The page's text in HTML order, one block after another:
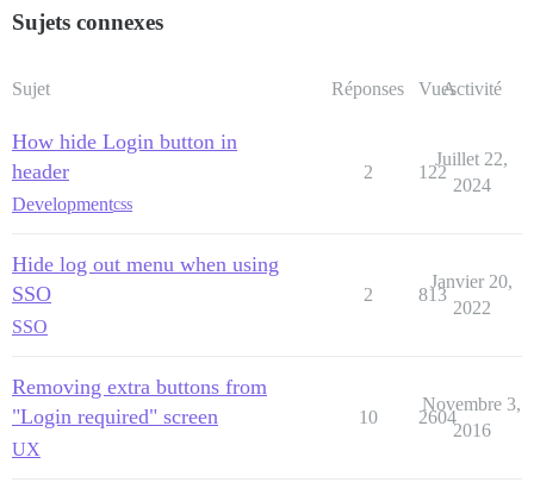
Sujets connexes
Sujet Réponses VuesActivité
How hide Login button in
header
Developmentcss
2 122
Juillet 22,
2024
Hide log out menu when using
SSO
SSO
2 813
Janvier 20,
2022
Removing extra buttons from
"Login required" screen
UX
10 2604
Novembre 3,
2016